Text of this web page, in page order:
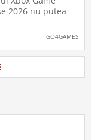
2026 nu putea
Dungeons II,
lângă un nou
lansare. Astfel,
se vor putea
în Minecraft
GO4GAMES